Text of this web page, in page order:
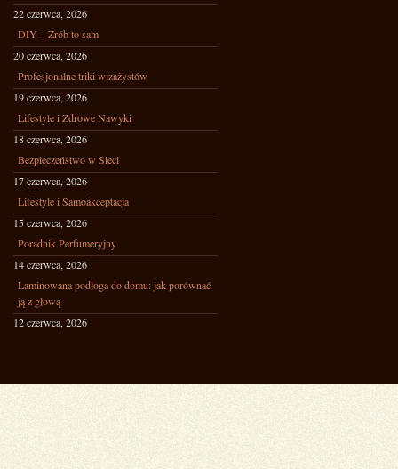
22 czerwca, 2026
DIY – Zrób to sam
20 czerwca, 2026
Profesjonalne triki wizażystów
19 czerwca, 2026
Lifestyle i Zdrowe Nawyki
18 czerwca, 2026
Bezpieczeństwo w Sieci
17 czerwca, 2026
Lifestyle i Samoakceptacja
15 czerwca, 2026
Poradnik Perfumeryjny
14 czerwca, 2026
Laminowana podłoga do domu: jak porównać
ją z głową
12 czerwca, 2026